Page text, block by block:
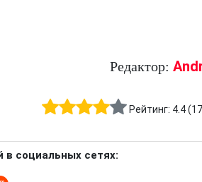
Редактор:
Рейтинг: 4.4(
в социальных сетях: